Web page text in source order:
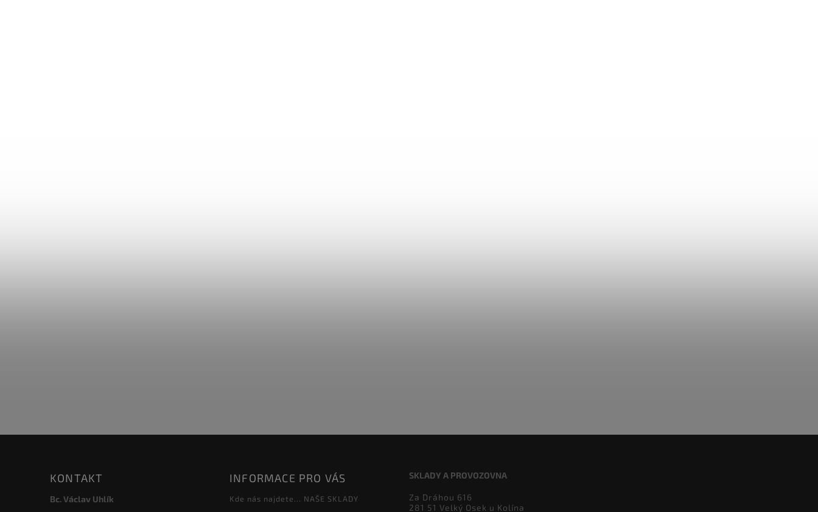
KONTAKT
Bc. Václav Uhlík
INFORMACE PRO VÁS
Kde nás najdete... NAŠE SKLADY
SKLADY A PROVOZOVNA
Za Dráhou 616
281 51 Velký Osek u Kolína